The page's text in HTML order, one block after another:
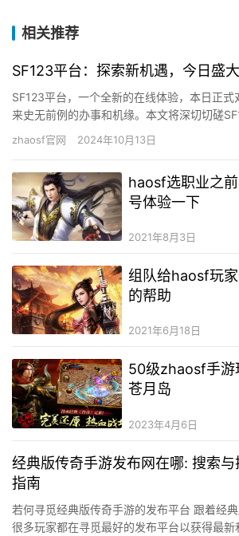
相关推荐
SF123平台：探索新机遇，今日盛
SF123平台，一个全新的在线体验，本日正式
来史无前例的办事和机缘。本文将深切切磋
和它为用户带来的怪异价值。 SF123平台的
zhaosf官网 2024年10月13日
haosf选职业之
号体验一下
2021年8月3日
组队给haosf玩
的帮助
2021年6月18日
50级zhaosf手游
苍月岛
2023年4月6日
经典版传奇手游发布网在哪: 搜索
指南
若何寻觅经典版传奇手游的发布平台 跟着经典
很多玩家都在寻觅最好的发布平台以获得最